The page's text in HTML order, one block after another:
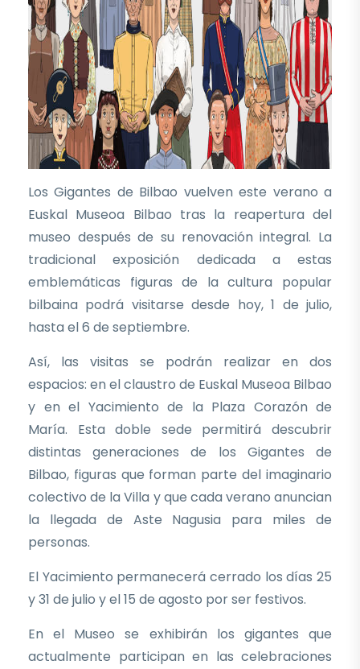
Los Gigantes de Bilbao vuelven este verano a
Euskal Museoa Bilbao tras la reapertura del
museo después de su renovación integral. La
tradicional exposición dedicada a estas
emblemáticas figuras de la cultura popular
bilbaina podrá visitarse desde hoy, 1 de julio,
hasta el 6 de septiembre.
Así, las visitas se podrán realizar en dos
espacios: en el claustro de Euskal Museoa Bilbao
y en el Yacimiento de la Plaza Corazón de
María. Esta doble sede permitirá descubrir
distintas generaciones de los Gigantes de
Bilbao, figuras que forman parte del imaginario
colectivo de la Villa y que cada verano anuncian
la llegada de Aste Nagusia para miles de
personas.
El Yacimiento permanecerá cerrado los días 25
y 31 de julio y el 15 de agosto por ser festivos.
En el Museo se exhibirán los gigantes que
actualmente participan en las celebraciones